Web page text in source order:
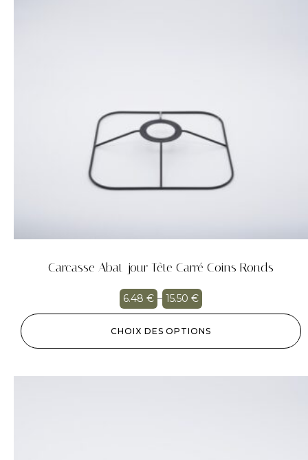
Carcasse Abat-jour Tête Carré Coins Ronds
6.48 € – 15.50 €
CHOIX DES OPTIONS